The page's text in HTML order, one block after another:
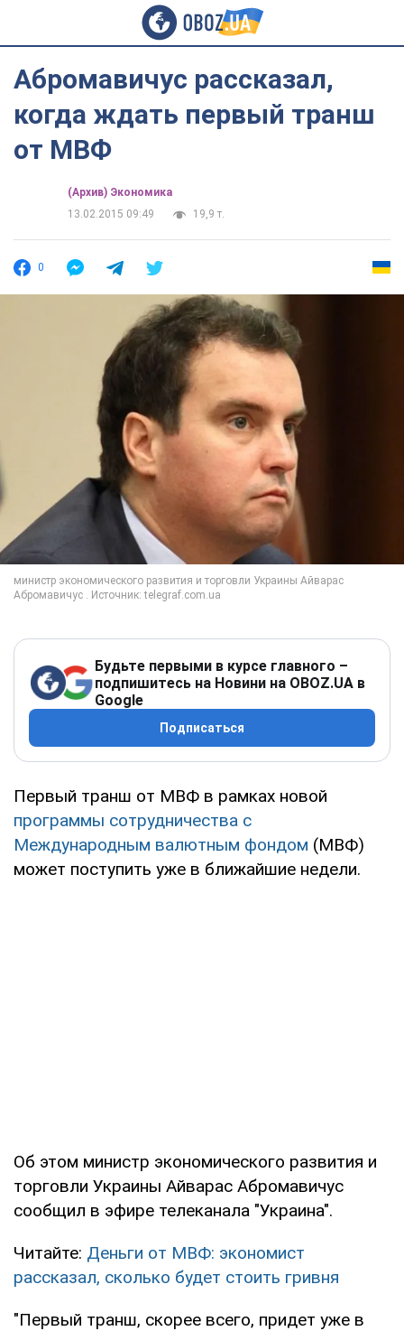
Абромавичус рассказал,
когда ждать первый транш
от МВФ
(Архив) Экономика
13.02.2015 09:49
19,9 т.
0
Будьте первыми в курсе главного –
подпишитесь на Новини на OBOZ.UA в
Google
Подписаться
Первый транш от МВФ в рамках новой
программы сотрудничества с
Международным валютным фондом (МВФ)
может поступить уже в ближайшие недели.
Об этом министр экономического развития и
торговли Украины Айварас Абромавичус
сообщил в эфире телеканала "Украина".
Читайте: Деньги от МВФ: экономист
рассказал, сколько будет стоить гривня
"Первый транш, скорее всего, придет уже в